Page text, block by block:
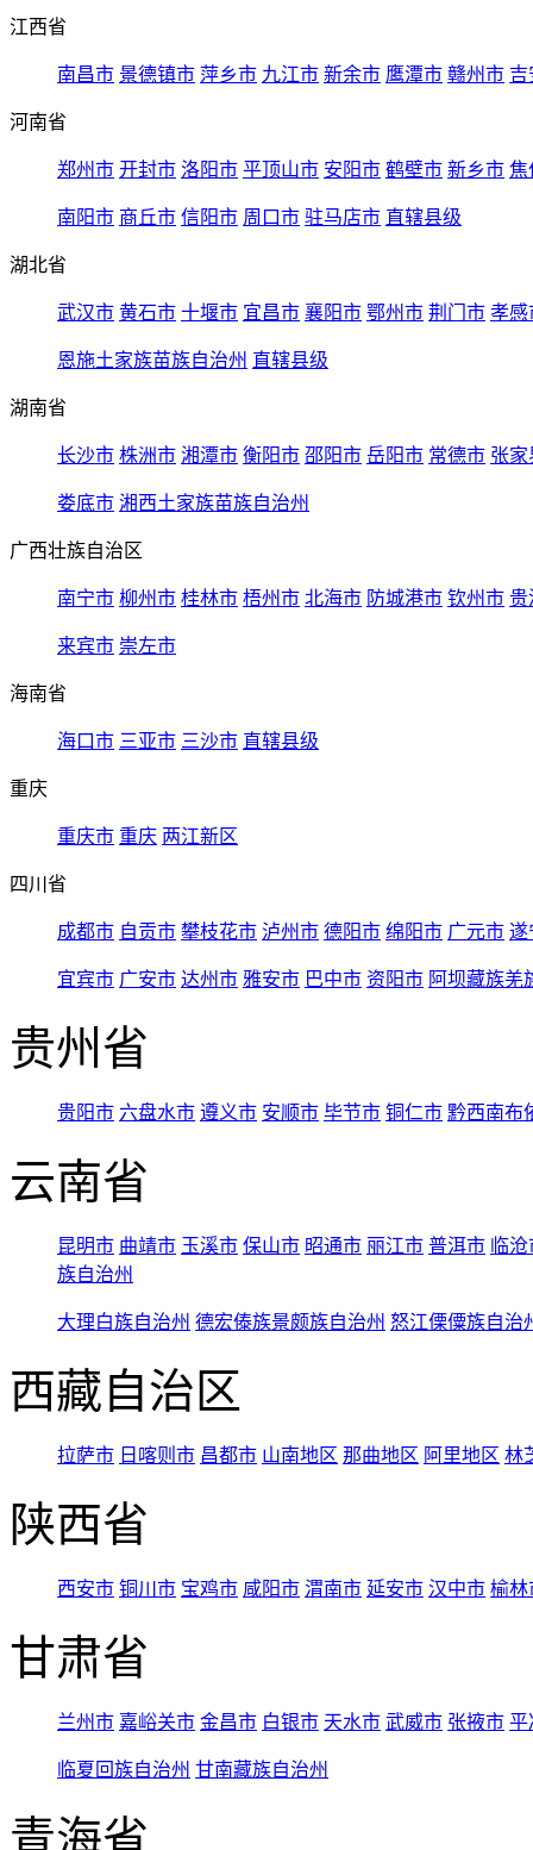
江西省
南昌市 景德镇市 萍乡市 九江市 新余市 鹰潭市 赣州市 吉
河南省
郑州市 开封市 洛阳市 平顶山市 安阳市 鹤壁市 新乡市 焦
南阳市 商丘市 信阳市 周口市 驻马店市 直辖县级
湖北省
武汉市 黄石市 十堰市 宜昌市 襄阳市 鄂州市 荆门市 孝感
恩施土家族苗族自治州 直辖县级
湖南省
长沙市 株洲市 湘潭市 衡阳市 邵阳市 岳阳市 常德市 张家
娄底市 湘西土家族苗族自治州
广西壮族自治区
南宁市 柳州市 桂林市 梧州市 北海市 防城港市 钦州市 贵
来宾市 崇左市
海南省
海口市 三亚市 三沙市 直辖县级
重庆
重庆市 重庆 两江新区
四川省
成都市 自贡市 攀枝花市 泸州市 德阳市 绵阳市 广元市 遂
宜宾市 广安市 达州市 雅安市 巴中市 资阳市 阿坝藏族羌
贵州省
贵阳市 六盘水市 遵义市 安顺市 毕节市 铜仁市 黔西南布
云南省
昆明市 曲靖市 玉溪市 保山市 昭通市 丽江市 普洱市 临
族自治州
大理白族自治州 德宏傣族景颇族自治州 怒江傈僳族自治
西藏自治区
拉萨市 日喀则市 昌都市 山南地区 那曲地区 阿里地区 林
陕西省
西安市 铜川市 宝鸡市 咸阳市 渭南市 延安市 汉中市 榆林
甘肃省
兰州市 嘉峪关市 金昌市 白银市 天水市 武威市 张掖市 平
临夏回族自治州 甘南藏族自治州
青海省